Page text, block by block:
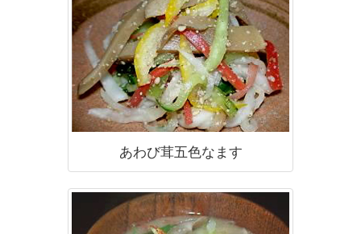
あわび茸五色なます